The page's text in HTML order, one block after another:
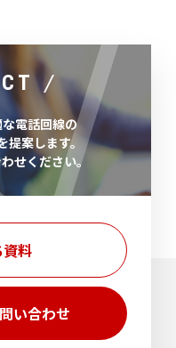
電話回線の
案します。
せください。
料
い合わせ